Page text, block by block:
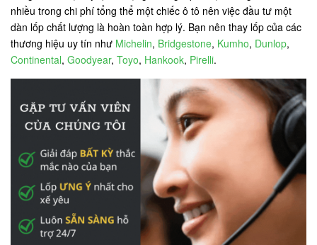
nhiều trong chi phí tổng thể một chiếc ô tô nên việc đầu tư một
dàn lốp chất lượng là hoàn toàn hợp lý. Bạn nên thay lốp của các
thương hiệu uy tín như Michelin, Bridgestone, Kumho, Dunlop,
Continental, Goodyear, Toyo, Hankook, Pirelli.